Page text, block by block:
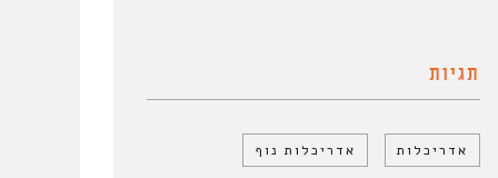
תגיות
אדריכלות אדריכלות נוף